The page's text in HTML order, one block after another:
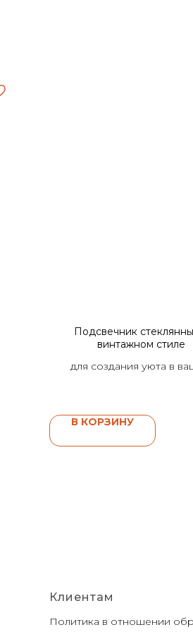
Подсвечник
винтажном стиле
для создания уюта в
В КОРЗИНУ
Клиентам
Политика в отношении